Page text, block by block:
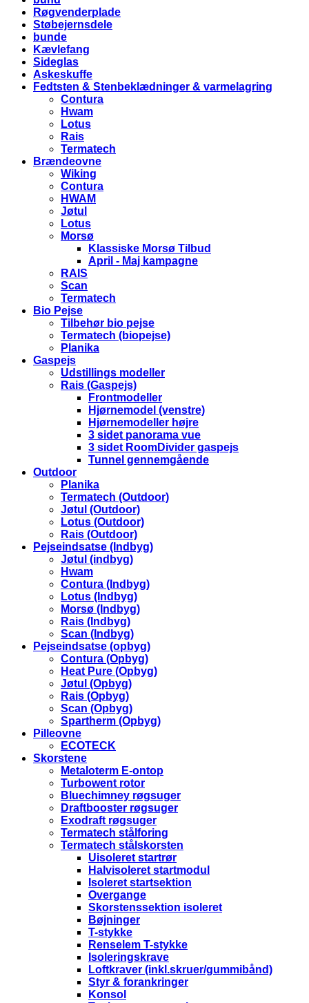
Røgvenderplade
Støbejernsdele
bunde
Kævlefang
Sideglas
Askeskuffe
Fedtsten & Stenbeklædninger & varmelagring
Contura
Hwam
Lotus
Rais
Termatech
Brændeovne
Wiking
Contura
HWAM
Jøtul
Lotus
Morsø
Klassiske Morsø Tilbud
April - Maj kampagne
RAIS
Scan
Termatech
Bio Pejse
Tilbehør bio pejse
Termatech (biopejse)
Planika
Gaspejs
Udstillings modeller
Rais (Gaspejs)
Frontmodeller
Hjørnemodel (venstre)
Hjørnemodeller højre
3 sidet panorama vue
3 sidet RoomDivider gaspejs
Tunnel gennemgående
Outdoor
Planika
Termatech (Outdoor)
Jøtul (Outdoor)
Lotus (Outdoor)
Rais (Outdoor)
Pejseindsatse (Indbyg)
Jøtul (indbyg)
Hwam
Contura (Indbyg)
Lotus (Indbyg)
Morsø (Indbyg)
Rais (Indbyg)
Scan (Indbyg)
Pejseindsatse (opbyg)
Contura (Opbyg)
Heat Pure (Opbyg)
Jøtul (Opbyg)
Rais (Opbyg)
Scan (Opbyg)
Spartherm (Opbyg)
Pilleovne
ECOTECK
Skorstene
Metaloterm E-ontop
Turbowent rotor
Bluechimney røgsuger
Draftbooster røgsuger
Exodraft røgsuger
Termatech stålforing
Termatech stålskorsten
Uisoleret startrør
Halvisoleret startmodul
Isoleret startsektion
Overgange
Skorstenssektion isoleret
Bøjninger
T-stykke
Renselem T-stykke
Isoleringskrave
Loftkraver (inkl.skruer/gummibånd)
Styr & forankringer
Konsol